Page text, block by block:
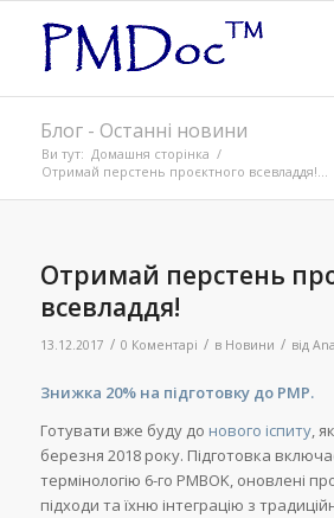
Блог - Останні новини
Ви тут: Домашня сторінка /
Отримай перстень проєктного всевладдя!...
Отримай перстень
всевладдя!
13.12.2017 / 0 Коментарі / в Новини / від
Знижка 20% на підготовку до PMP.
Готувати вже буду до нового іспиту,
березня 2018 року. Підготовка
термінологію 6-го PMBOK, оновлені
підходи та їхню інтеграцію з